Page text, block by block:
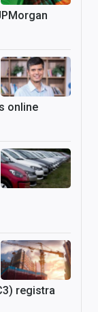
online
registra